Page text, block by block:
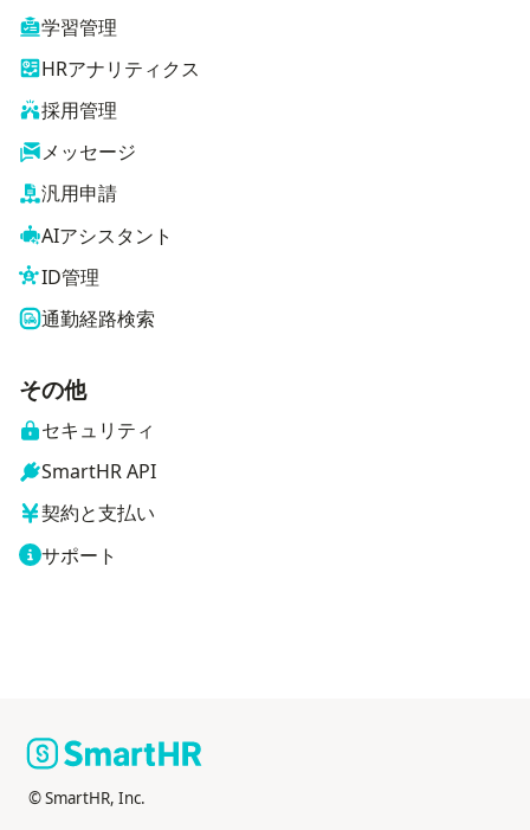
学習管理
HRアナリティクス
採用管理
メッセージ
汎用申請
AIアシスタント
ID管理
通勤経路検索
その他
セキュリティ
SmartHR API
契約と支払い
サポート
© SmartHR, Inc.